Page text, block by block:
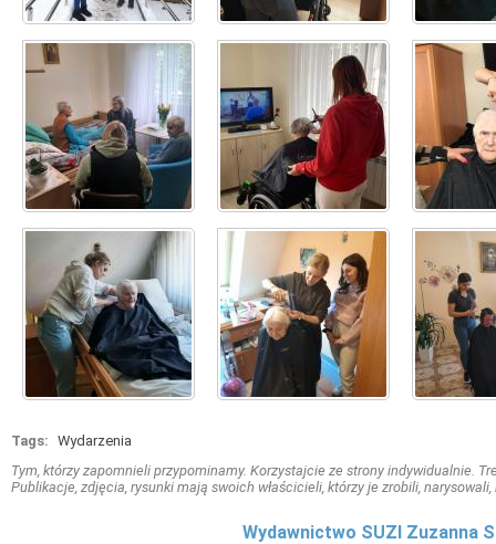
Tags: Wydarzenia
Tym, którzy zapomnieli przypominamy. Korzystajcie ze strony indywidualnie.
Publikacje, zdjęcia, rysunki mają swoich właścicieli, którzy je zrobili,
Wydawnictwo SUZI Zuzanna